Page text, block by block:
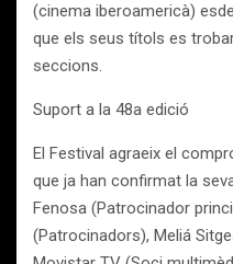
(cinema iberoamericà)
que els seus títols es
seccions.
Suport a la 48a edició
El Festival agraeix el
que ja han confirmat la
Fenosa (Patrocinador
(Patrocinadors), Meliá